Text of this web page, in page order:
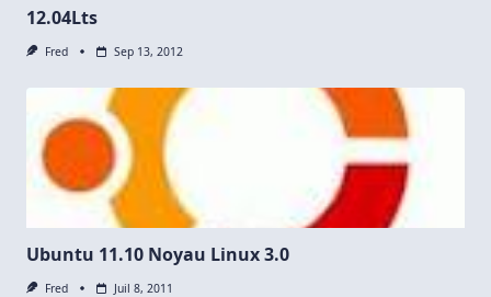
12.04Lts
Fred Sep 13, 2012
Ubuntu 11.10 Noyau Linux 3.0
Fred Juil 8, 2011